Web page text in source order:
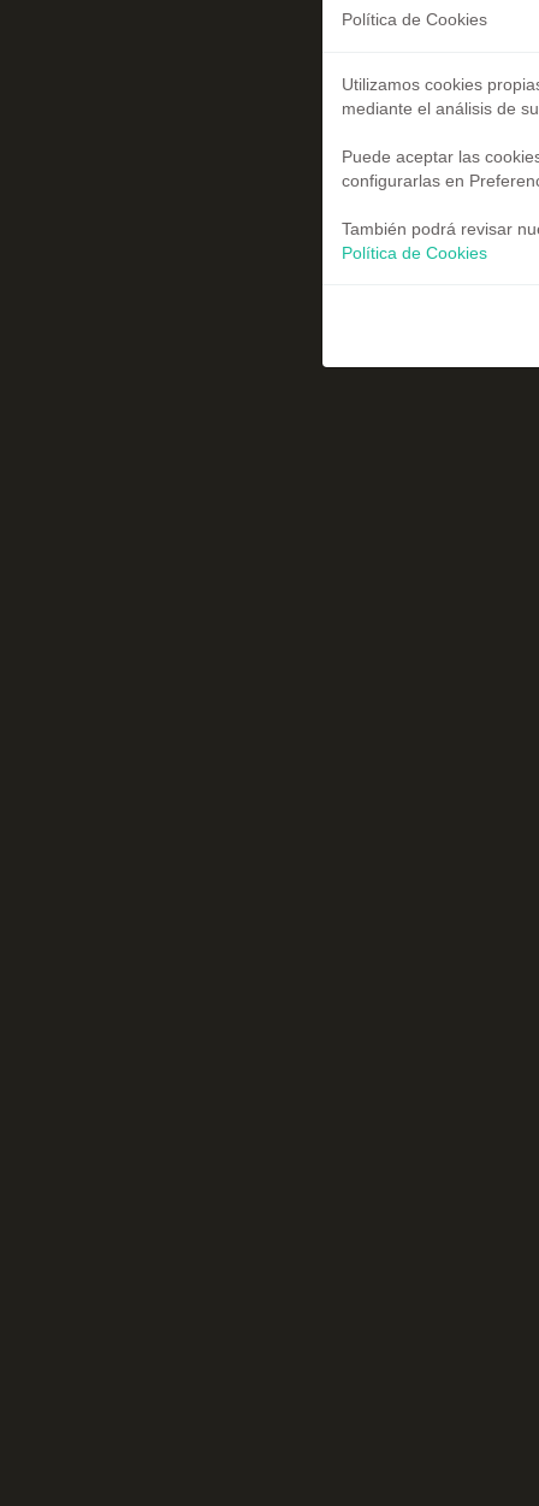
Política de Cookies
Utilizamos cookies
mediante el análisis de
Puede aceptar las
configurarlas en
También podrá revisar
Política de Cookies